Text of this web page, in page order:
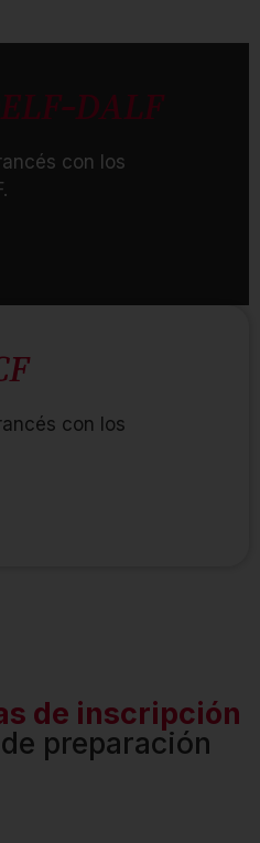
DALF
con los
con los
de inscripción
preparación